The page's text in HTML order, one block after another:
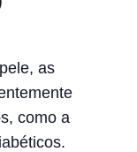
as
como a